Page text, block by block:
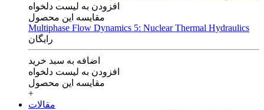
افزودن به لیست دلخواه
مقایسه این محصول
Multiphase Flow Dynamics 5: Nuclear Thermal Hydraulics
رایگان
اضافه به سبد خرید
افزودن به لیست دلخواه
مقایسه این محصول
+
مقالات